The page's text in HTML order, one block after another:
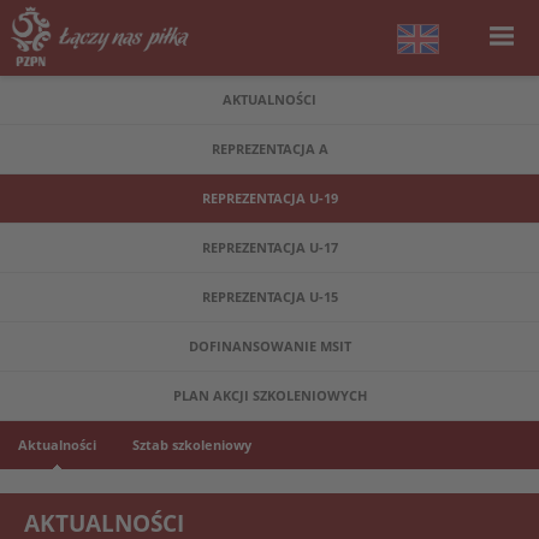
AKTUALNOŚCI
REPREZENTACJA A
REPREZENTACJA U-19
REPREZENTACJA U-17
REPREZENTACJA U-15
DOFINANSOWANIE MSIT
PLAN AKCJI SZKOLENIOWYCH
Aktualności Sztab szkoleniowy
AKTUALNOŚCI